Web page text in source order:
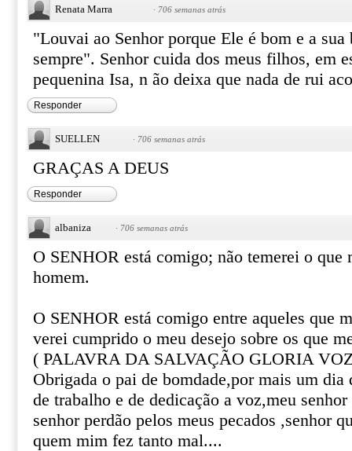
Renata Marra · 706 semanas atrás
"Louvai ao Senhor porque Ele é bom e a sua
sempre". Senhor cuida dos meus filhos, em
pequenina Isa, n ão deixa que nada de rui
Responder
SUELLEN · 706 semanas atrás
GRAÇAS A DEUS
Responder
albaniza · 706 semanas atrás
O SENHOR está comigo; não temerei o que
homem.
O SENHOR está comigo entre aqueles que
verei cumprido o meu desejo sobre os que
( PALAVRA DA SALVAÇÃO GLORIA
Obrigada o pai de bomdade,por mais um dia
de trabalho e de dedicação a voz,meu senhor
senhor perdão pelos meus pecados ,senhor
quem mim fez tanto mal....